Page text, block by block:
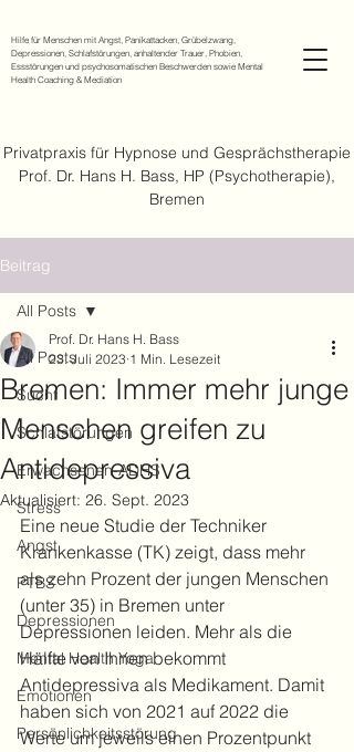
Hilfe für Menschen mit Angst, Panikattacken, Grübelzwang,
Depressionen, Schlafstörungen, anhaltender Trauer, Phobien,
Essstörungen und psychosomatischen Beschwerden sowie Mental
Health Coaching & Mediation
Privatpraxis für Hypnose und Gesprächstherapie
Prof. Dr. Hans H. Bass, HP (Psychotherapie),
Bremen
Beitrag
All Posts
Sucht
Schlafstörungen
Erwachsenen-ADHS
Stress
Angst
PTBS
Depressionen
Mental Health Yoga
Emotionen
Persönlichkeitsstörung
All Posts
Bremen: Immer mehr junge
Menschen greifen zu
Antidepressiva
Prof. Dr. Hans H. Bass
23. Juli 2023 1 Min. Lesezeit
Aktualisiert: 26. Sept. 2023
Eine neue Studie der Techniker
Krankenkasse (TK) zeigt, dass mehr
als zehn Prozent der jungen Menschen
(unter 35) in Bremen unter
Depressionen leiden. Mehr als die
Hälfte von Ihnen bekommt
Antidepressiva als Medikament. Damit
haben sich von 2021 auf 2022 die
Werte um jeweils einen Prozentpunkt